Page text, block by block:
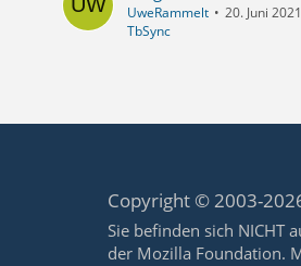
UweRammelt
20. Juni
TbSync
Copyright © 2003-
Sie befinden sich NICHT
der Mozilla Foundation.